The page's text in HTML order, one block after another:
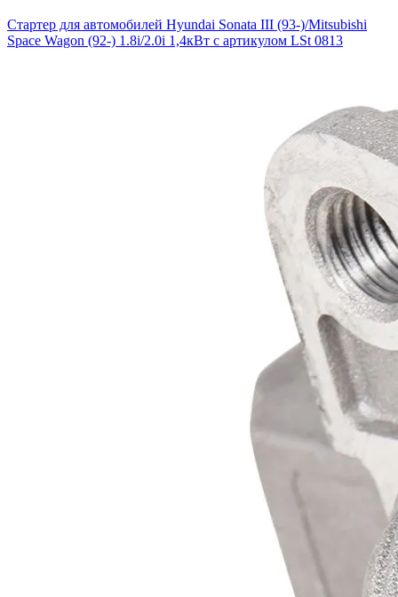
Стартер для автомобилей Hyundai Sonata III (93-)/Mitsubishi
Space Wagon (92-) 1.8i/2.0i 1,4кВт с артикулом LSt 0813